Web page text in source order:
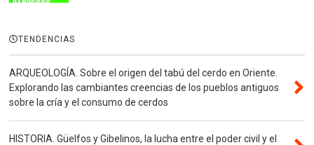
TENDENCIAS
ARQUEOLOGÍA. Sobre el origen del tabú del cerdo en Oriente.
Explorando las cambiantes creencias de los pueblos antiguos
sobre la cría y el consumo de cerdos
HISTORIA. Güelfos y Gibelinos, la lucha entre el poder civil y el